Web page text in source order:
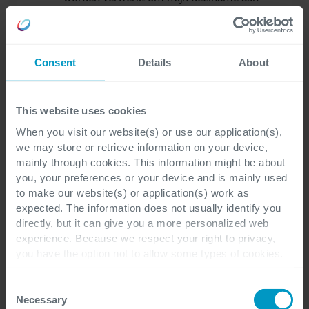
Consent Details About
This website uses cookies
When you visit our website(s) or use our application(s),
we may store or retrieve information on your device,
mainly through cookies. This information might be about
you, your preferences or your device and is mainly used
to make our website(s) or application(s) work as
expected. The information does not usually identify you
directly, but it can give you a more personalized web
experience. Because we respect your right to privacy,
you disable certain cookies, you should be aware that
Selection
Necessary
het evenement te beheren, om deze te
webinar-/evenementpartners en om
vervolg-e-mails te ontvangen met
toekomstige soortgelijke uitnodigingen.
Ik wil graag uitnodigingen ontvangen voor
alle toekomstige Cegeka-
webinars/evenementen en op de hoogte
Cegeka.